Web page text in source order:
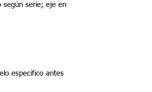
según serie; eje en
específico antes